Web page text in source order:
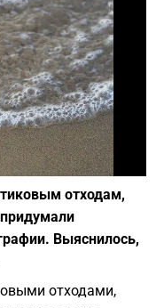
Фото: pixabay.com
отходам,
Выяснилось,
отходами,